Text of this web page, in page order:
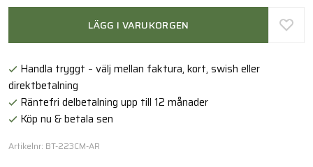
LÄGG I VARUKORGEN
Handla tryggt – välj mellan faktura, kort, swish eller
direktbetalning
Räntefri delbetalning upp till 12 månader
Köp nu & betala sen
Artikelnr: BT-223CM-AR